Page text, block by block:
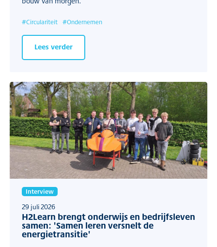
#Circulariteit #Ondernemen
Lees verder
Interview
29 juli 2026
H2Learn brengt onderwijs en bedrijfsleven
samen: 'Samen leren versnelt de
energietransitie'